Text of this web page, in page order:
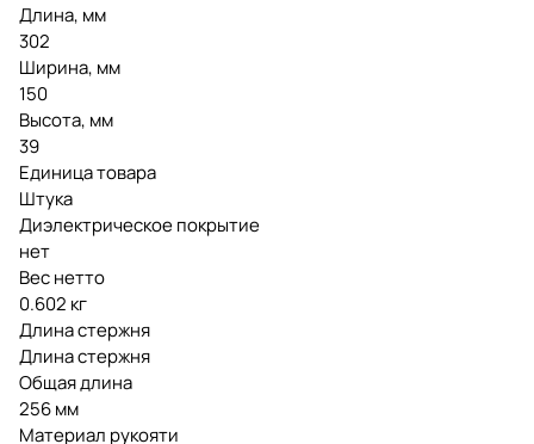
Длина, мм
302
Ширина, мм
150
Высота, мм
39
Единица товара
Штука
Диэлектрическое покрытие
нет
Вес нетто
0.602 кг
Длина стержня
Длина стержня
Общая длина
256 мм
Материал рукояти